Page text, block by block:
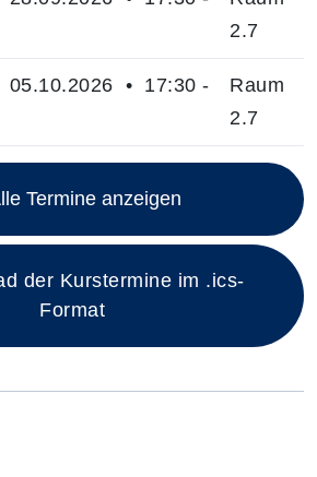
10 Termine zum diesen Kurs
2.7
05.10.2026 • 17:30 -
Raum
2.7
Termine anzeigen
der Kurstermine im .ics-
Format